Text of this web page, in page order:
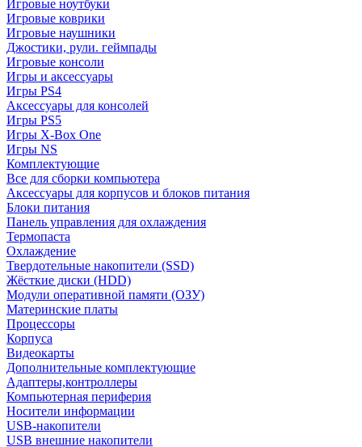
Игровые ноутбуки
Игровые коврики
Игровые наушники
Джостики, рули. геймпады
Игровые консоли
Игры и аксессуары
Игры PS4
Аксессуары для консолей
Игры PS5
Игры X-Box One
Игры NS
Комплектующие
Все для сборки компьютера
Аксессуары для корпусов и блоков питания
Блоки питания
Панель управления для охлаждения
Термопаста
Охлаждение
Твердотельные накопители (SSD)
Жёсткие диски (HDD)
Модули оперативной памяти (ОЗУ)
Материнские платы
Процессоры
Корпуса
Видеокарты
Дополнительные комплектующие
Адаптеры,контроллеры
Компьютерная периферия
Носители информации
USB-накопители
USB внешние накопители